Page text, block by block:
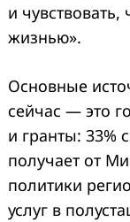
и
жизнью».
Основные
сейчас — это
и гранты: 33%
получает от
политики
услуг в